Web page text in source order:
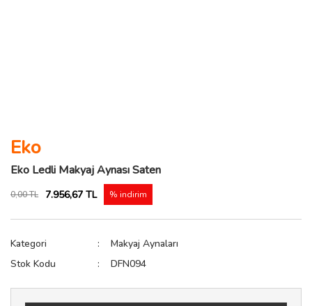
Eko
Eko Ledli Makyaj Aynası Saten
0,00 TL 7.956,67 TL % indirim
Kategori
Makyaj Aynaları
Stok Kodu
DFN094